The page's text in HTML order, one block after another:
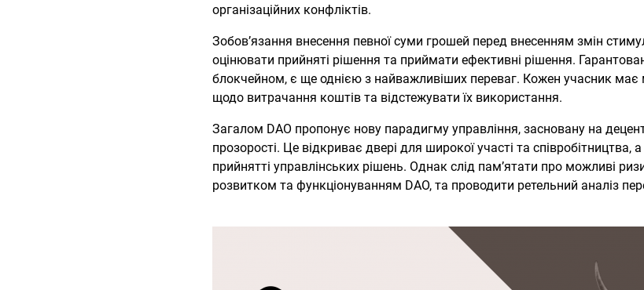
організаційних конфліктів.
Зобов’язання внесення певної суми грошей перед внесенням змін
оцінювати прийняті рішення та приймати ефективні рішення.
блокчейном, є ще однією з найважливіших переваг. Кожен учасник
щодо витрачання коштів та відстежувати їх використання.
Загалом DAO пропонує нову парадигму управління, засновану на
прозорості. Це відкриває двері для широкої участі та співробітництва,
прийнятті управлінських рішень. Однак слід пам’ятати про можливі
розвитком та функціонуванням DAO, та проводити ретельний аналіз